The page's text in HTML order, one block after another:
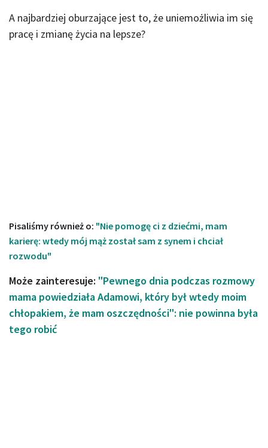
A najbardziej oburzające jest to, że uniemożliwia im się
pracę i zmianę życia na lepsze?
Pisaliśmy również o: "Nie pomogę ci z dziećmi, mam
karierę: wtedy mój mąż został sam z synem i chciał
rozwodu"
Może zainteresuje: "Pewnego dnia podczas rozmowy
mama powiedziała Adamowi, który był wtedy moim
chłopakiem, że mam oszczędności": nie powinna była
tego robić